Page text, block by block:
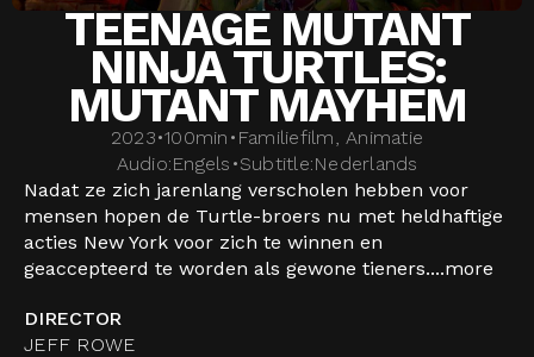
TEENAGE MUTANT
NINJA TURTLES:
MUTANT MAYHEM
2023•100min • Familiefilm, Animatie
Audio:Engels •Subtitle:Nederlands
Nadat ze zich jarenlang verscholen hebben voor
mensen hopen de Turtle-broers nu met heldhaftige
acties New York voor zich te winnen en
geaccepteerd te worden als gewone tieners....more
DIRECTOR
JEFF ROWE